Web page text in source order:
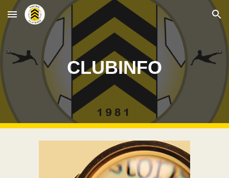
Skip to main content Skip to navigation
CLUBINFO